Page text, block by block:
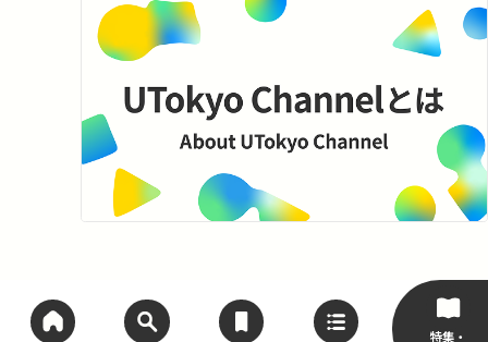
特集・